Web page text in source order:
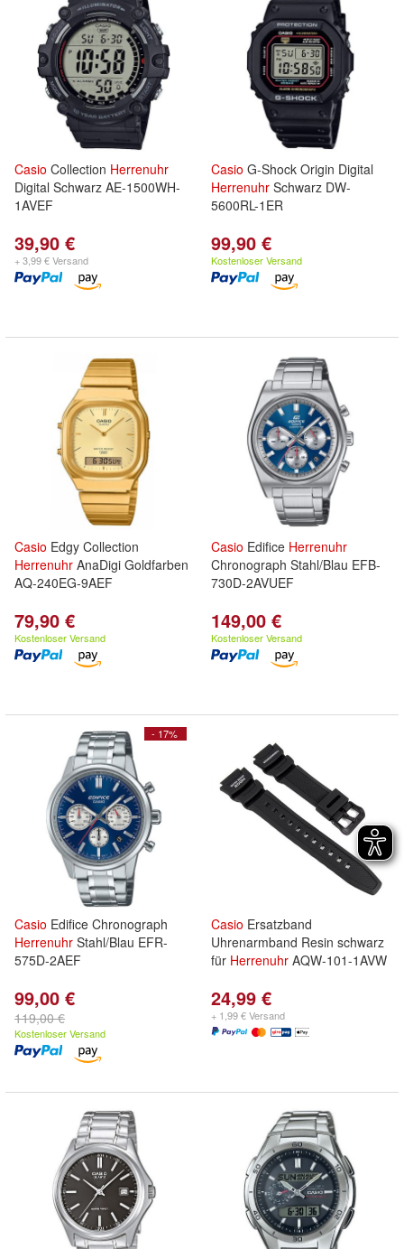
Casio Collection Herrenuhr
Digital Schwarz AE-1500WH-
1AVEF
39,90 €
+ 3,99 € Versand
Casio G-Shock Origin Digital
Herrenuhr Schwarz DW-
5600RL-1ER
99,90 €
Kostenloser Versand
Casio Edgy Collection
Herrenuhr AnaDigi Goldfarben
AQ-240EG-9AEF
79,90 €
Kostenloser Versand
Casio Edifice Herrenuhr
Chronograph Stahl/Blau EFB-
730D-2AVUEF
149,00 €
Kostenloser Versand
- 17%
Casio Edifice Chronograph
Herrenuhr Stahl/Blau EFR-
575D-2AEF
99,00 €
119,00 €
Kostenloser Versand
Casio Ersatzband
Uhrenarmband Resin schwarz
für Herrenuhr AQW-101-1AVW
24,99 €
+ 1,99 € Versand